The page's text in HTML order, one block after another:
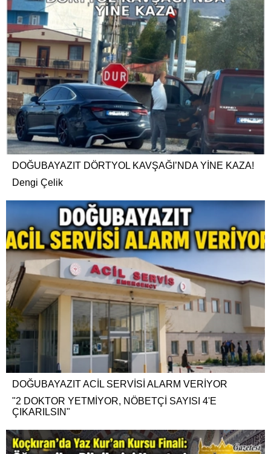
DOĞUBAYAZIT DÖRTYOL KAVŞAĞI’NDA YİNE KAZA!
Dengi Çelik
DOĞUBAYAZIT ACİL SERVİSİ ALARM VERİYOR
"2 DOKTOR YETMİYOR, NÖBETÇİ SAYISI 4'E
ÇIKARILSIN"